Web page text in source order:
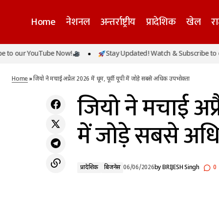
Home नेशनल अन्तर्राष्ट्रीय प्रादेशिक खेल
केएल राहुल का शानदार शतक, अफगानिस्तान के
खिलाफ मुश्किल वक्त में संभाली टीम इंडिया की
Now! Stay Updated! Watch & Subscribe to our
Home»जियो ने मचाई अप्रैल 2026 में धूम, पूर्वी यूपी में जोड़े सबसे अधिक उपभोक्ता
जियो ने मचाई
में जोड़े सबसे
प्रादेशिक बिजनेस 06/06/2026byBRIJESH Singh 0